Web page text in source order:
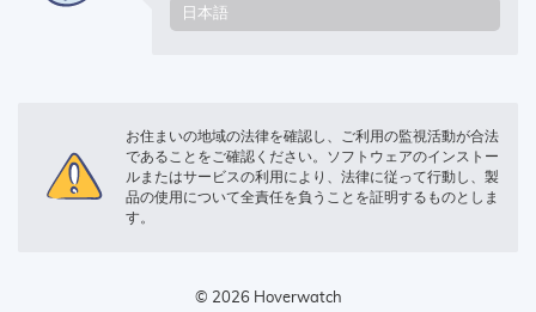
お住まいの地域の法律を確認し、ご利用の監視活動が合法
であることをご確認ください。ソフトウェアのインストー
ルまたはサービスの利用により、法律に従って行動し、製
品の使用について全責任を負うことを証明するものとしま
す。
© 2026 Hoverwatch